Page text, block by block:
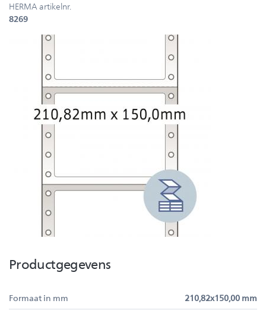
HERMA artikelnr.
8269
Productgegevens
Formaat in mm
210,82x150,00 mm